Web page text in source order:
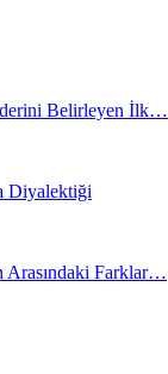
Belirleyen İlk…
Diyalektiği
Arasındaki Farklar…